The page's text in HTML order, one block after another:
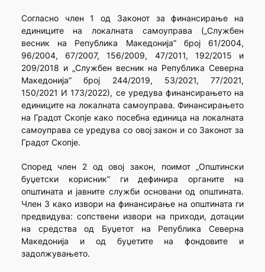
Согласно член 1 од Законот за финансирање на
единиците на локалната самоуправа („Службен
весник на Република Македонија” број 61/2004,
96/2004, 67/2007, 156/2009, 47/2011, 192/2015 и
209/2018 и „Службен весник на Република Северна
Македонија” број 244/2019, 53/2021, 77/2021,
150/2021 И 173/2022), се уредува финансирањето на
единиците на локалната самоуправа. Финансирањето
на Градот Скопје како посебна единица на локалната
самоуправа се уредува со овој закон и со Законот за
Градот Скопје.
Според член 2 од овој закон, поимот „Општински
буџетски корисник“ ги дефинира органите на
општината и јавните служби основани од општината.
Член 3 како извори на финансирање на општината ги
предвидува: сопствени извори на приходи, дотации
на средства од Буџетот на Република Северна
Македонија и од буџетите на фондовите и
задолжувањето.